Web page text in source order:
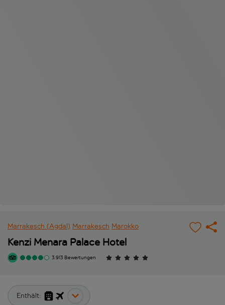
Marrakesch (Agdal) Marrakesch Marokko
Kenzi Menara Palace Hotel
3.913 Bewertungen
Enthält: